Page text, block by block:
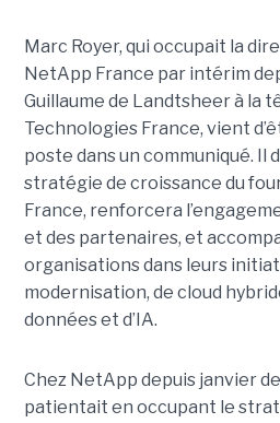
Marc Royer, qui occupait la
NetApp France par intérim
Guillaume de Landtsheer à la
Technologies France, vient
poste dans un communiqué. Il
stratégie de croissance du
France, renforcera
et des partenaires, et
organisations dans leurs
modernisation, de cloud
données et d’IA.
Chez NetApp depuis janvier
patientait en occupant le